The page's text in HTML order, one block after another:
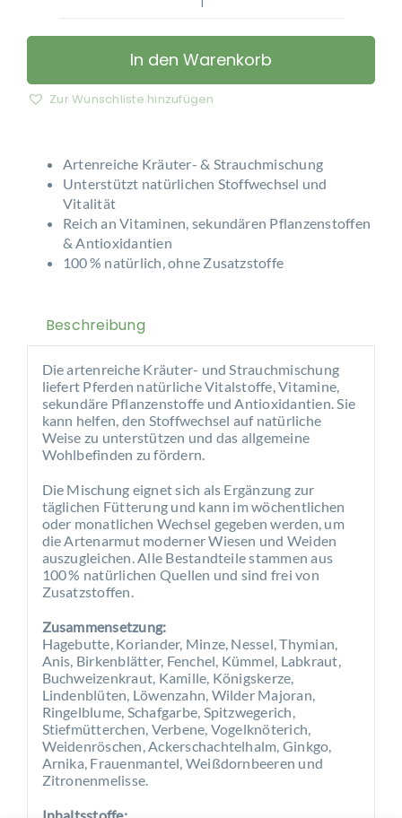
PerNaturam
–
Klostergarten
In den Warenkorb
Zur Wunschliste hinzufügen
Artenreiche Kräuter- & Strauchmischung
Unterstützt natürlichen Stoffwechsel und
Vitalität
Reich an Vitaminen, sekundären Pflanzenstoffen
& Antioxidantien
100 % natürlich, ohne Zusatzstoffe
Beschreibung
Die artenreiche Kräuter- und Strauchmischung
liefert Pferden natürliche Vitalstoffe, Vitamine,
sekundäre Pflanzenstoffe und Antioxidantien. Sie
kann helfen, den Stoffwechsel auf natürliche
Weise zu unterstützen und das allgemeine
Wohlbefinden zu fördern.
Die Mischung eignet sich als Ergänzung zur
täglichen Fütterung und kann im wöchentlichen
oder monatlichen Wechsel gegeben werden, um
die Artenarmut moderner Wiesen und Weiden
auszugleichen. Alle Bestandteile stammen aus
100 % natürlichen Quellen und sind frei von
Zusatzstoffen.
Zusammensetzung:
Hagebutte, Koriander, Minze, Nessel, Thymian,
Anis, Birkenblätter, Fenchel, Kümmel, Labkraut,
Buchweizenkraut, Kamille, Königskerze,
Lindenblüten, Löwenzahn, Wilder Majoran,
Ringelblume, Schafgarbe, Spitzwegerich,
Stiefmütterchen, Verbene, Vogelknöterich,
Weidenröschen, Ackerschachtelhalm, Ginkgo,
Arnika, Frauenmantel, Weißdornbeeren und
Zitronenmelisse.
Inhaltsstoffe: